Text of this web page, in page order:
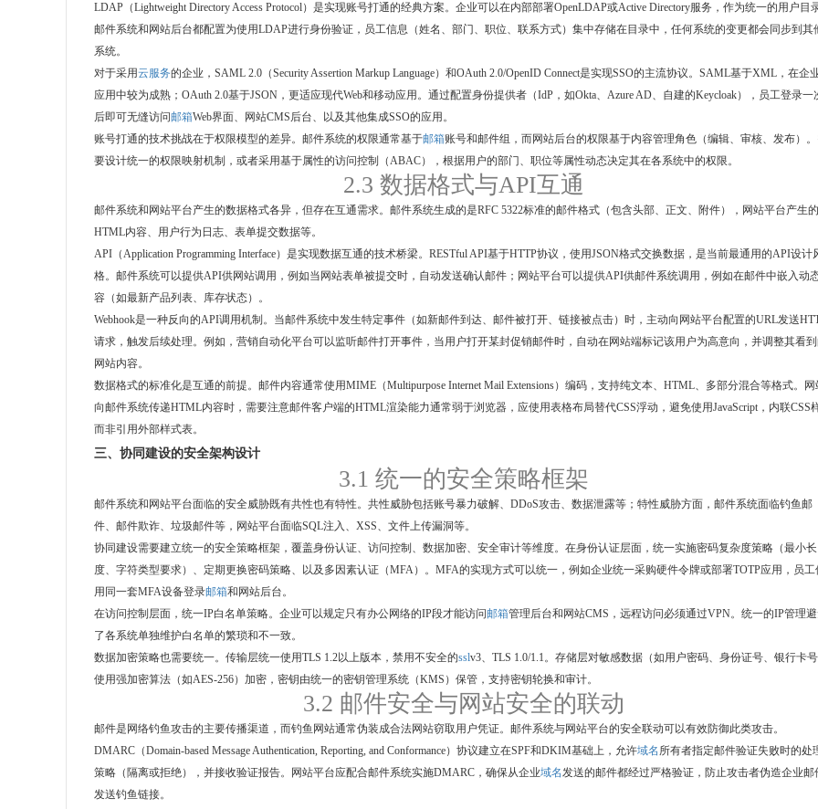
LDAP（Lightweight Directory Access Protocol）是实现账号打通的经典方案。企业可以在内部部署OpenLDAP或Active Directory服务，作为统一的用户目录
邮件系统和网站后台都配置为使用LDAP进行身份验证，员工信息（姓名、部门、职位、联系方式）集中存储在目录中，任何系统的变更都会同步到其
系统。
对于采用云服务的企业，SAML 2.0（Security Assertion Markup Language）和OAuth 2.0/OpenID Connect是实现SSO的主流协议。SAML基于XML，在企
应用中较为成熟；OAuth 2.0基于JSON，更适应现代Web和移动应用。通过配置身份提供者（IdP，如Okta、Azure AD、自建的Keycloak），员工登录一
后即可无缝访问邮箱Web界面、网站CMS后台、以及其他集成SSO的应用。
账号打通的技术挑战在于权限模型的差异。邮件系统的权限通常基于邮箱账号和邮件组，而网站后台的权限基于内容管理角色（编辑、审核、发布）
要设计统一的权限映射机制，或者采用基于属性的访问控制（ABAC），根据用户的部门、职位等属性动态决定其在各系统中的权限。
2.3 数据格式与API互通
邮件系统和网站平台产生的数据格式各异，但存在互通需求。邮件系统生成的是RFC 5322标准的邮件格式（包含头部、正文、附件），网站平台产生
HTML内容、用户行为日志、表单提交数据等。
API（Application Programming Interface）是实现数据互通的技术桥梁。RESTful API基于HTTP协议，使用JSON格式交换数据，是当前最通用的API设计
格。邮件系统可以提供API供网站调用，例如当网站表单被提交时，自动发送确认邮件；网站平台可以提供API供邮件系统调用，例如在邮件中嵌入动
容（如最新产品列表、库存状态）。
Webhook是一种反向的API调用机制。当邮件系统中发生特定事件（如新邮件到达、邮件被打开、链接被点击）时，主动向网站平台配置的URL发送
请求，触发后续处理。例如，营销自动化平台可以监听邮件打开事件，当用户打开某封促销邮件时，自动在网站端标记该用户为高意向，并调整其看
网站内容。
数据格式的标准化是互通的前提。邮件内容通常使用MIME（Multipurpose Internet Mail Extensions）编码，支持纯文本、HTML、多部分混合等格式。网
向邮件系统传递HTML内容时，需要注意邮件客户端的HTML渲染能力通常弱于浏览器，应使用表格布局替代CSS浮动，避免使用JavaScript，内联CSS
而非引用外部样式表。
三、协同建设的安全架构设计
3.1 统一的安全策略框架
邮件系统和网站平台面临的安全威胁既有共性也有特性。共性威胁包括账号暴力破解、DDoS攻击、数据泄露等；特性威胁方面，邮件系统面临钓鱼邮
件、邮件欺诈、垃圾邮件等，网站平台面临SQL注入、XSS、文件上传漏洞等。
协同建设需要建立统一的安全策略框架，覆盖身份认证、访问控制、数据加密、安全审计等维度。在身份认证层面，统一实施密码复杂度策略（最小长
度、字符类型要求）、定期更换密码策略、以及多因素认证（MFA）。MFA的实现方式可以统一，例如企业统一采购硬件令牌或部署TOTP应用，员工
用同一套MFA设备登录邮箱和网站后台。
在访问控制层面，统一IP白名单策略。企业可以规定只有办公网络的IP段才能访问邮箱管理后台和网站CMS，远程访问必须通过VPN。统一的IP管理
了各系统单独维护白名单的繁琐和不一致。
数据加密策略也需要统一。传输层统一使用TLS 1.2以上版本，禁用不安全的sslv3、TLS 1.0/1.1。存储层对敏感数据（如用户密码、身份证号、银行卡号
使用强加密算法（如AES-256）加密，密钥由统一的密钥管理系统（KMS）保管，支持密钥轮换和审计。
3.2 邮件安全与网站安全的联动
邮件是网络钓鱼攻击的主要传播渠道，而钓鱼网站通常伪装成合法网站窃取用户凭证。邮件系统与网站平台的安全联动可以有效防御此类攻击。
DMARC（Domain-based Message Authentication, Reporting, and Conformance）协议建立在SPF和DKIM基础上，允许域名 所有者指定邮件验证失败时的处
策略（隔离或拒绝），并接收验证报告。网站平台应配合邮件系统实施DMARC，确保从企业域名发送的邮件都经过严格验证，防止攻击者伪造企业邮
发送钓鱼链接。